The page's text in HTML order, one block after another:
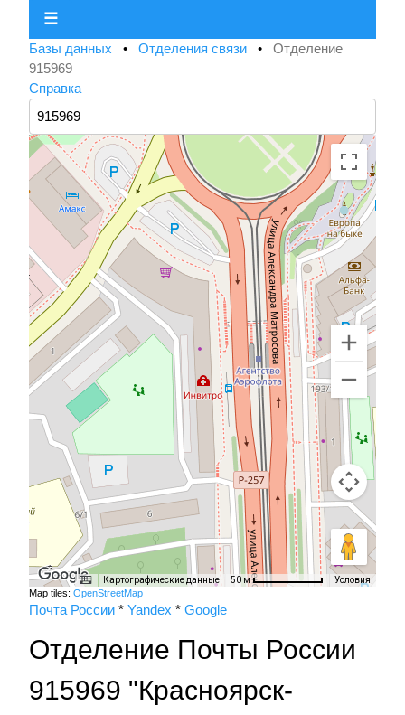
☰
Базы данных • Отделения связи • Отделение
915969
Справка
Картографические данные 50 м Условия
Map tiles: OpenStreetMap
Почта России * Yandex * Google
Отделение Почты России
915969 "Красноярск-